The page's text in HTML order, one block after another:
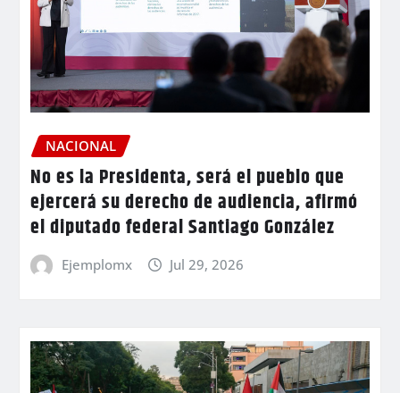
NACIONAL
No es la Presidenta, será el pueblo que
ejercerá su derecho de audiencia, afirmó
el diputado federal Santiago González
Ejemplomx Jul 29, 2026